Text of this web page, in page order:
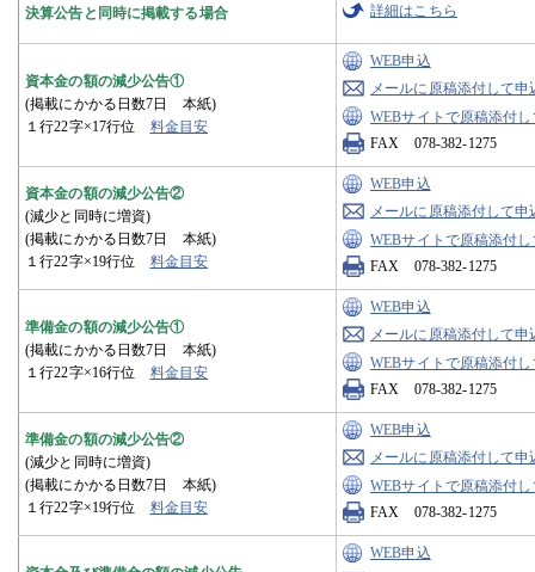
決算公告と同時に掲載する場合 詳細はこちら
資本金の額の減少公告①
(掲載にかかる日数7日 本紙)
１行22字×17行位 料金目安
WEB申込
メールに原稿添付して申
WEBサイトで原稿添付
FAX 078-382-1275
資本金の額の減少公告②
(減少と同時に増資)
(掲載にかかる日数7日 本紙)
１行22字×19行位 料金目安
WEB申込
メールに原稿添付して申
WEBサイトで原稿添付
FAX 078-382-1275
準備金の額の減少公告①
(掲載にかかる日数7日 本紙)
１行22字×16行位 料金目安
WEB申込
メールに原稿添付して申
WEBサイトで原稿添付
FAX 078-382-1275
準備金の額の減少公告②
(減少と同時に増資)
(掲載にかかる日数7日 本紙)
１行22字×19行位 料金目安
WEB申込
メールに原稿添付して申
WEBサイトで原稿添付
FAX 078-382-1275
WEB申込